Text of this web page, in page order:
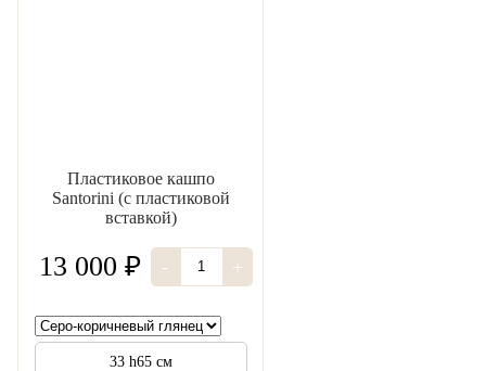
Пластиковое кашпо
Santorini (с пластиковой
вставкой)
13 000 ₽ - +
33 h65 см